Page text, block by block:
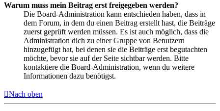
Warum muss mein Beitrag erst freigegeben werden?
Die Board-Administration kann entschieden haben, dass in
dem Forum, in dem du einen Beitrag erstellt hast, die Beiträge
zuerst geprüft werden müssen. Es ist auch möglich, dass die
Administration dich zu einer Gruppe von Benutzern
hinzugefügt hat, bei denen sie die Beiträge erst begutachten
möchte, bevor sie auf der Seite sichtbar werden. Bitte
kontaktiere die Board-Administration, wenn du weitere
Informationen dazu benötigst.
Nach oben